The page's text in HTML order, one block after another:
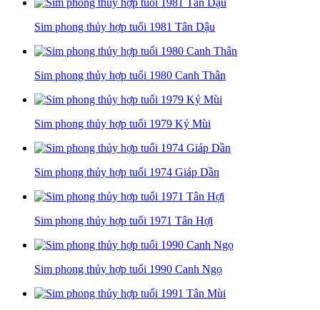
Sim phong thủy hợp tuổi 1981 Tân Dậu
Sim phong thủy hợp tuổi 1980 Canh Thân
Sim phong thủy hợp tuổi 1979 Kỷ Mùi
Sim phong thủy hợp tuổi 1974 Giáp Dần
Sim phong thủy hợp tuổi 1971 Tân Hợi
Sim phong thủy hợp tuổi 1990 Canh Ngọ